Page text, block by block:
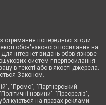
отримання попередньої згоди
обов'язкового посилання на
інтернет-видань обов'язкове
систем гіперпосилання
в тексті або в якості джерела.
Законом.
"Промо", "Партнерський
новини", "Пресреліз",
на правах реклами.